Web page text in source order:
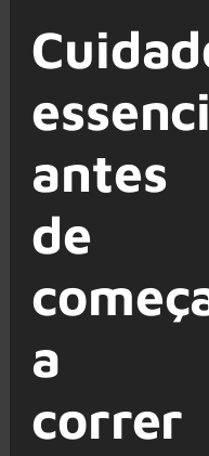
antes
de
a
correr